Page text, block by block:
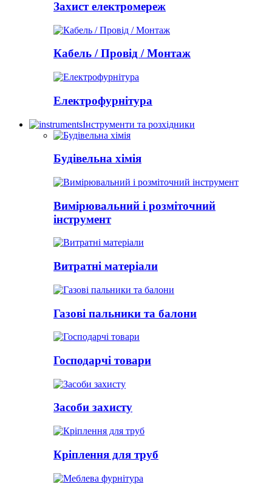
Захист електромереж
Кабель / Провід / Монтаж
Електрофурнітура
Інструменти та розхідники
Будівельна хімія
Вимірювальний і розміточний
інструмент
Витратні матеріали
Газові пальники та балони
Господарчі товари
Засоби захисту
Кріплення для труб